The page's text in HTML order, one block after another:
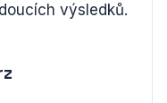
výsledků.